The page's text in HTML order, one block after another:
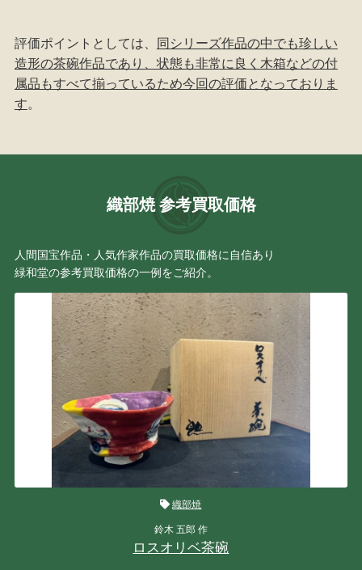
評価ポイントとしては、
同シリーズ作品の中でも珍しい
造形の茶碗作品であり、状態も非常に良く木箱などの付
属品もすべて揃っているため今回の評価となっておりま
す。
織部焼 参考買取価格
人間国宝作品・人気作家作品の買取価格に自信あり
緑和堂の参考買取価格の一例をご紹介。
織部焼
鈴木 五郎 作
ロスオリベ茶碗